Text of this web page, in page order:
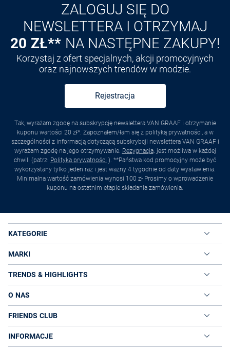
ZALOGUJ SIĘ DO
NEWSLETTERA I OTRZYMAJ
20 ZŁ** NA NASTĘPNE ZAKUPY!
Korzystaj z ofert specjalnych, akcji promocyjnych
oraz najnowszych trendów w modzie.
Rejestracja
Tak, wyrażam zgodę na subskrypcję newslettera VAN GRAAF i otrzymanie
kuponu wartości 20 zł*. Zapoznałem/łam się z polityką prywatności, a w
szczególności z informacją dotyczącą subskrybcji newslettera VAN GRAAF i
wyrażam zgodę na jego otrzymywanie. Rezygnacja. jest możliwa w każdej
chwili (patrz: Polityka prywatności ). **Państwa kod promocyjny może być
wykorzystany tylko jeden raz i jest ważny 4 tygodnie od daty wystawienia.
Minimalna wartość zamówienia wynosi 100 zł Prosimy o wprowadzenie
kuponu na ostatnim etapie składania zamówienia.
KATEGORIE
MARKI
TRENDS & HIGHLIGHTS
O NAS
FRIENDS CLUB
INFORMACJE